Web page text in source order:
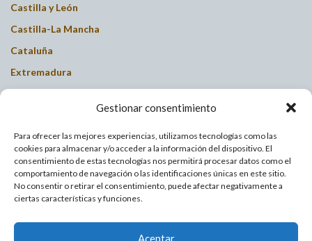
Gestionar consentimiento
Para ofrecer las mejores experiencias, utilizamos tecnologías como las
cookies para almacenar y/o acceder a la información del dispositivo. El
consentimiento de estas tecnologías nos permitirá procesar datos como el
comportamiento de navegación o las identificaciones únicas en este sitio.
No consentir o retirar el consentimiento, puede afectar negativamente a
ciertas características y funciones.
Aceptar
Castilla y León
Castilla-La Mancha
Cataluña
Extremadura
La Rioja
Madrid
Murcia
Navarra
País Valenciano